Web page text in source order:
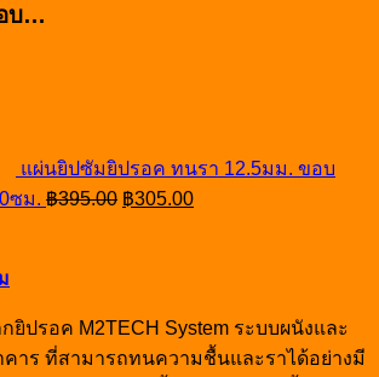
บ…
แผ่นยิปซัมยิปรอค ทนรา 12.5มม. ขอบ
ซม. ฿395.00 Original
price
฿305.00Current
price
ปรอค M2TECH System ระบบผนังและ
คาร ที่สามารถทนความชื้นและราได้อย่างมี